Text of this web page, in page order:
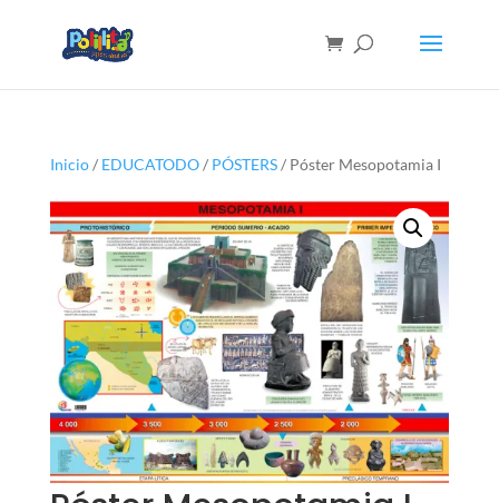
Inicio/ EDUCATODO/ PÓSTERS/ Póster Mesopotamia I